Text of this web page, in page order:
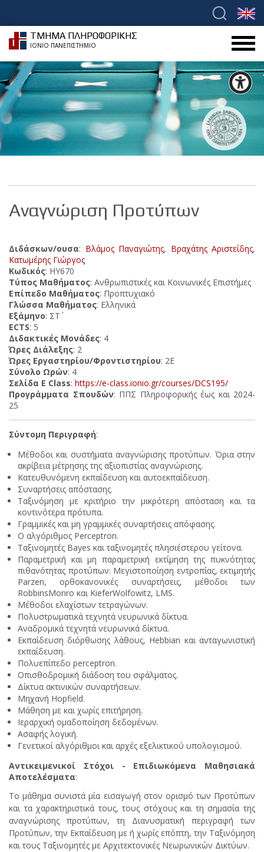
ΤΜΗΜΑ ΠΛΗΡΟΦΟΡΙΚΗΣ
ΙΟΝΙΟ ΠΑΝΕΠΙΣΤΗΜΙΟ
Αναγνώριση Προτύπων
Διδάσκων/ουσα: Βλάμος Παναγιώτης, Βραχάτης Αριστείδης,
Κατωμέρης Γιώργος
Κωδικός: ΗΥ670
Τύπος Μαθήματος: Ανθρωπιστικές και Κοινωνικές Επιστήμες
Επίπεδο Μαθήματος: Προπτυχιακό
Γλώσσα Μαθήματος: Ελληνικά
Εξάμηνο: ΣΤ΄
ECTS: 5
Διδακτικές Μονάδες: 4
Ώρες Διάλεξης: 2
Ώρες Εργαστηρίου/Φροντιστηρίου: 2Ε
Σύνολο Ωρών: 4
Σελίδα E Class: https://e-class.ionio.gr/courses/DCS195/
Προγράμματα Σπουδών: ΠΠΣ Πληροφορικής έως και 2024-
25
Σύντομη Περιγραφή:
Μέθοδοι και συστήματα αναγνώρισης προτύπων. Όρια στην
ακρίβεια μέτρησης της αξιοπιστίας αναγνώρισης.
Κατευθυνόμενη εκπαίδευση και αυτοεκπαίδευση.
Συναρτήσεις απόστασης.
Ταξινόμηση με κριτήριο την μικρότερη απόσταση και τα
κοντινότερα πρότυπα.
Γραμμικές και μη γραμμικές συναρτήσεις απόφασης.
Ο αλγόριθμος Perceptron.
Ταξινομητές Bayes και ταξινομητές πλησιέστερου γείτονα.
Παραμετρική και μη παραμετρική εκτίμηση της πυκνότητας
πιθανότητας προτύπων: Μεγιστοποίηση εντροπίας, εκτιμητής
Parzen, ορθοκανονικές συναρτήσεις, μέθοδοι των
RobbinsMonro και KieferWolfowitz, LMS.
Μέθοδοι ελαχίστων τετραγώνων.
Πολυστρωματικά τεχνητά νευρωνικά δίκτυα.
Aναδρομικά τεχνητά νευρωνικά δίκτυα.
Εκπαίδευση διόρθωσης λάθους, Hebbian και ανταγωνιστική
εκπαίδευση.
Πολυεπίπεδο perceptron.
Οπισθοδρομική διάδοση του σφάλματος.
Δίκτυα ακτινικών συναρτήσεων.
Μηχανή Hopfield.
Μάθηση με και χωρίς επιτήρηση.
Ιεραρχική ομαδοποίηση δεδομένων.
Ασαφής λογική.
Γενετικοί αλγόριθμοι και αρχές εξελικτικού υπολογισμού.
Αντικειμενικοί Στόχοι - Επιδιωκόμενα Μαθησιακά
Αποτελέσματα:
Το μάθημα συνιστά μία εισαγωγή στον ορισμό των Προτύπων
και τα χαρακτηριστικά τους, τους στόχους και τη σημασία της
αναγνώρισης προτύπων, τη Διανυσματική περιγραφή των
Προτύπων, την Εκπαίδευση με ή χωρίς επόπτη, την Ταξινόμηση
και τους Ταξινομητές με Αρχιτεκτονικές Νεωρωνικών Δικτύων.